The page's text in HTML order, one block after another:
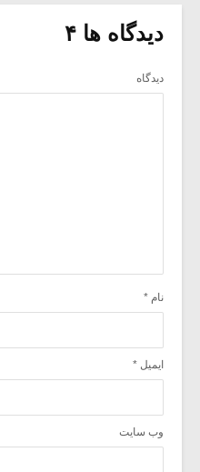
دیدگاه ها ۴
دیدگاه
نام *
ایمیل *
وب‌ سایت